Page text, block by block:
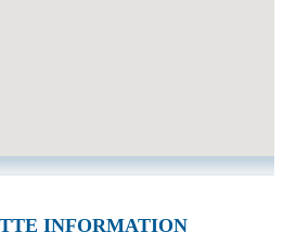
INFORMATION